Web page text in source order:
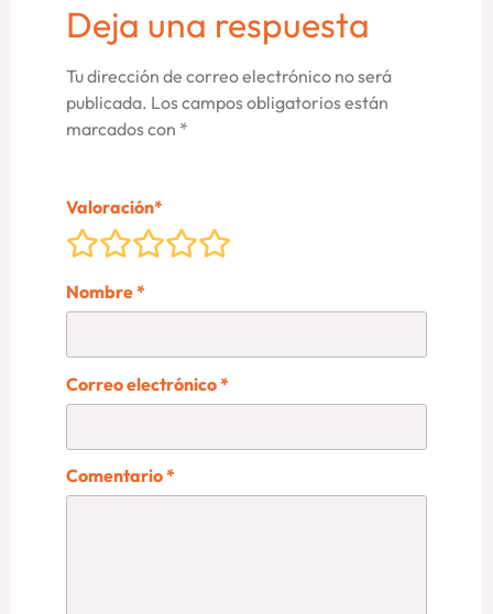
Deja una respuesta
Tu dirección de correo electrónico no será
publicada. Los campos obligatorios están
marcados con *
Valoración*
Nombre*
Correo electrónico*
Comentario*